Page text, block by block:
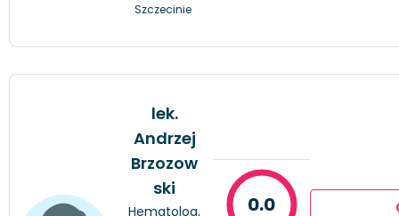
Szczecinie
lek.
Andrzej
Brzozow
ski
Hematolog, 0.0